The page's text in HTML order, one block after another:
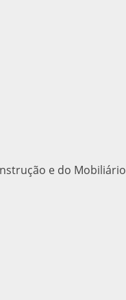
e do Mobiliário